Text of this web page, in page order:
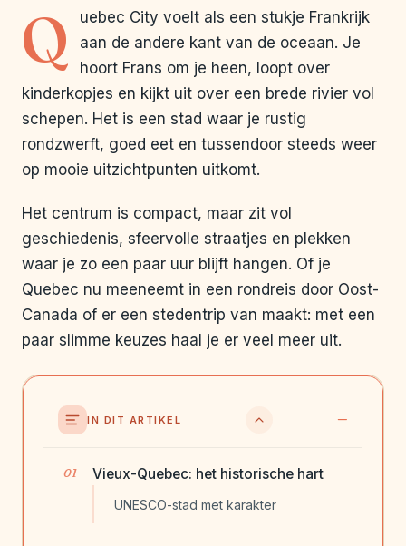
Q
uebec City voelt als een stukje Frankrijk
aan de andere kant van de oceaan. Je
hoort Frans om je heen, loopt over
kinderkopjes en kijkt uit over een brede rivier vol
schepen. Het is een stad waar je rustig
rondzwerft, goed eet en tussendoor steeds weer
op mooie uitzichtpunten uitkomt.
Het centrum is compact, maar zit vol
geschiedenis, sfeervolle straatjes en plekken
waar je zo een paar uur blijft hangen. Of je
Quebec nu meeneemt in een rondreis door Oost-
Canada of er een stedentrip van maakt: met een
paar slimme keuzes haal je er veel meer uit.
IN DIT ARTIKEL
Vieux-Quebec: het historische hart
UNESCO-stad met karakter